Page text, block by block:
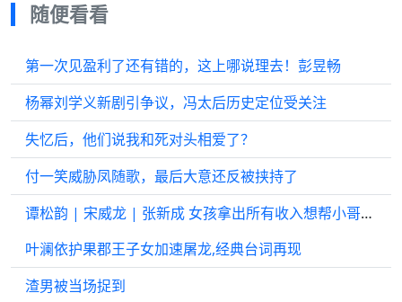
随便看看
第一次见盈利了还有错的，这上哪说理去！彭昱畅
杨幂刘学义新剧引争议，冯太后历史定位受关注
失忆后，他们说我和死对头相爱了？
付一笑威胁凤随歌，最后大意还反被挟持了
谭松韵 | 宋威龙 | 张新成 女孩拿出所有收入想帮小哥，谁知却被拒之门外
叶澜依护果郡王子女加速屠龙,经典台词再现
渣男被当场捉到